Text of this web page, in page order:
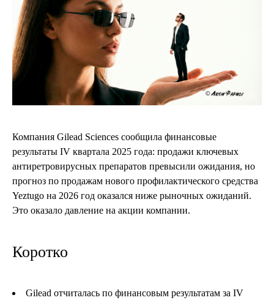
Компания Gilead Sciences сообщила финансовые
результаты IV квартала 2025 года: продажи ключевых
антиретровирусных препаратов превысили ожидания, но
прогноз по продажам нового профилактического средства
Yeztugo на 2026 год оказался ниже рыночных ожиданий.
Это оказало давление на акции компании.
Коротко
Gilead отчиталась по финансовым результатам за IV